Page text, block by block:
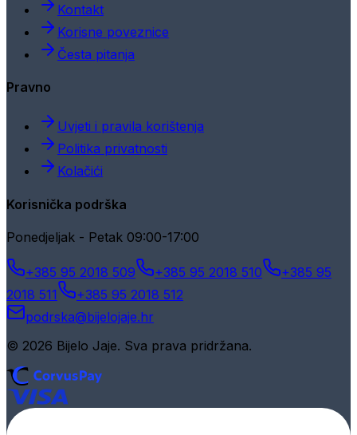
Kontakt
Korisne poveznice
Česta pitanja
Pravno
Uvjeti i pravila korištenja
Politika privatnosti
Kolačići
Korisnička podrška
Ponedjeljak - Petak 09:00-17:00
+385 95 2018 509 +385 95 2018 510
+385 95
2018 511
+385 95 2018 512
podrska@bijelojaje.hr
© 2026 Bijelo Jaje. Sva prava pridržana.